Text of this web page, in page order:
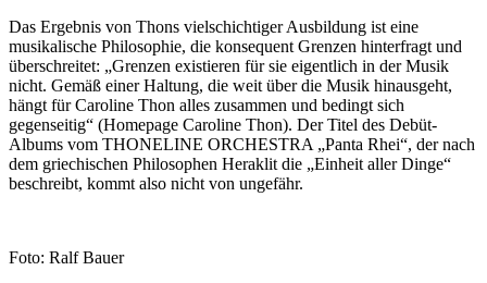
Das Ergebnis von Thons vielschichtiger Ausbildung ist eine
musikalische Philosophie, die konsequent Grenzen hinterfragt und
überschreitet: „Grenzen existieren für sie eigentlich in der Musik
nicht. Gemäß einer Haltung, die weit über die Musik hinausgeht,
hängt für Caroline Thon alles zusammen und bedingt sich
gegenseitig“ (Homepage Caroline Thon). Der Titel des Debüt-
Albums vom THONELINE ORCHESTRA „Panta Rhei“, der nach
dem griechischen Philosophen Heraklit die „Einheit aller Dinge“
beschreibt, kommt also nicht von ungefähr.
Foto: Ralf Bauer